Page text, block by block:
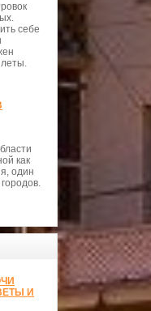
себе
как
один
И